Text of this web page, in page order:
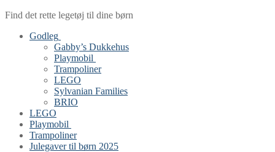
Find det rette legetøj til dine børn
Godleg
Gabby’s Dukkehus
Playmobil
Trampoliner
LEGO
Sylvanian Families
BRIO
LEGO
Playmobil
Trampoliner
Julegaver til børn 2025